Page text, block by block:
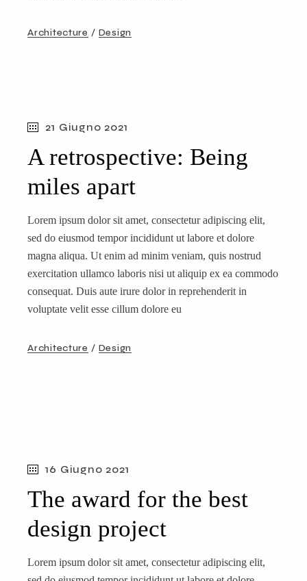
Architecture Design
21 Giugno 2021
A retrospective: Being
miles apart
Lorem ipsum dolor sit amet, consectetur adipiscing elit,
sed do eiusmod tempor incididunt ut labore et dolore
magna aliqua. Ut enim ad minim veniam, quis nostrud
exercitation ullamco laboris nisi ut aliquip ex ea commodo
consequat. Duis aute irure dolor in reprehenderit in
voluptate velit esse cillum dolore eu
Architecture Design
16 Giugno 2021
The award for the best
design project
Lorem ipsum dolor sit amet, consectetur adipiscing elit,